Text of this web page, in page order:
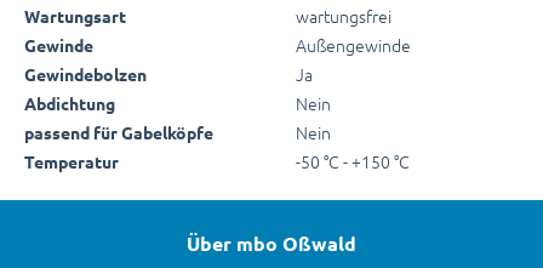
Wartungsart wartungsfrei
Gewinde Außengewinde
Gewindebolzen Ja
Abdichtung Nein
passend für Gabelköpfe Nein
Temperatur -50 °C - +150 °C
Über mbo Oßwald